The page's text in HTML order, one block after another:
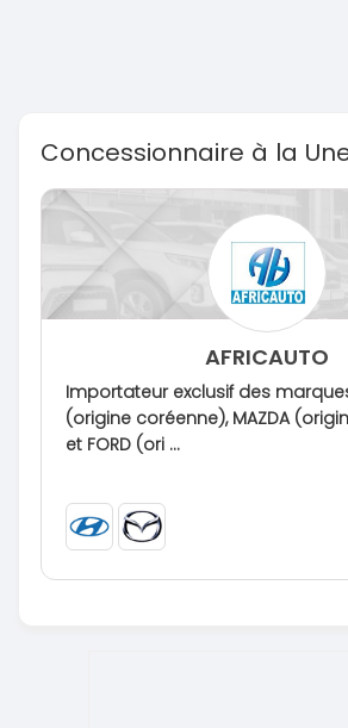
Concessionnaire à la
AFRICAUTO
Importateur exclusif des marques
(origine coréenne), MAZDA
et FORD (ori ...